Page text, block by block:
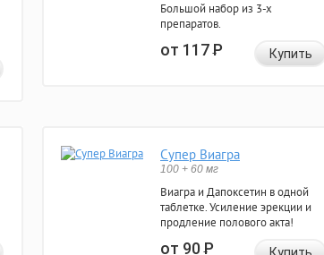
Большой набор из 3-х
препаратов.
от 117Р Купить
Супер Виагра
100 + 60 мг
Виагра и Дапоксетин в одной
таблетке. Усиление эрекции и
продление полового акта!
от 90Р